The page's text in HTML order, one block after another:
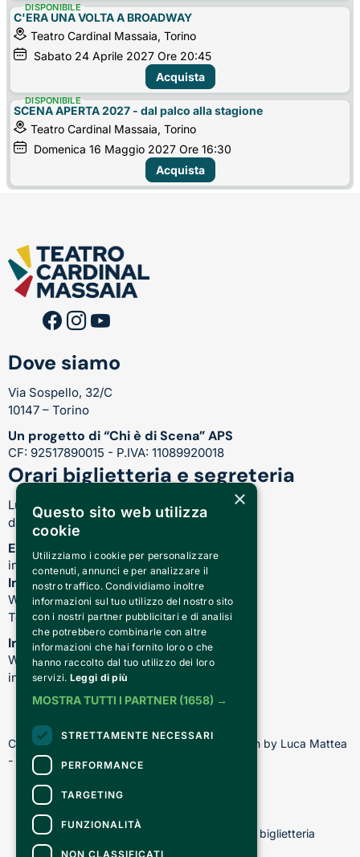
C'ERA UNA VOLTA A BROADWAY
Teatro Cardinal Massaia, Torino
Sabato 24 Aprile 2027 Ore 20:45
DISPONIBILE
Acquista
SCENA APERTA 2027 - dal palco alla stagione
Teatro Cardinal Massaia, Torino
Domenica 16 Maggio 2027 Ore 16:30
DISPONIBILE
Acquista
Dove siamo
Via Sospello, 32/C
10147 – Torino
Un progetto di “Chi è di Scena” APS
CF: 92517890015 - P.IVA: 11089920018
Orari biglietteria e segreteria
Lunedì-Venerdì:
dalle 17.00 alle 21.00
Email
info@teatrocardinalmassaia.com
Informazioni su spettacoli e teatro
WhatsApp: 344 410 4477
Telefono: 011 221 6128
Informazioni sui nostri corsi
WhatsApp: 392 150 5130 -
info@chiediscena.torino.it
Copyright © 2026 - All rights reserved - Design by Luca Mattea
- Made in Turin with
Per informazioni e supporto all'acquisto della biglietteria
Clicca qui
×
Questo sito web utilizza
cookie
Utilizziamo i cookie per personalizzare
contenuti, annunci e per analizzare il
nostro traffico. Condividiamo inoltre
informazioni sul tuo utilizzo del nostro sito
con i nostri partner pubblicitari e di analisi
che potrebbero combinarle con altre
informazioni che hai fornito loro o che
hanno raccolto dal tuo utilizzo dei loro
servizi. Leggi di più
MOSTRA TUTTI I PARTNER (1658) →
STRETTAMENTE NECESSARI
PERFORMANCE
TARGETING
FUNZIONALITÀ
NON CLASSIFICATI